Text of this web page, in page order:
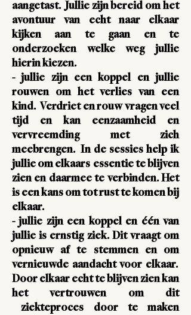
aangetast. Jullie zijn bereid om het
avontuur van echt naar elkaar
kijken aan te gaan en te
onderzoeken welke weg jullie
hierin kiezen.
- jullie zijn een koppel en jullie
rouwen om het verlies van een
kind.Verdriet en rouw vragen veel
tijd en kan eenzaamheid en
vervreemding met zich
meebrengen. In de sessies help ik
jullie om elkaars essentie te blijven
zien en daarmee te verbinden. Het
is een kans om tot rust te komen bij
elkaar.
- jullie zijn een koppel en één van
jullie is ernstig ziek. Dit vraagt om
opnieuw af te stemmen en om
vernieuwde aandacht voor elkaar.
Door elkaar echt te blijven zien kan
het vertrouwen om dit
ziekteproces door te maken